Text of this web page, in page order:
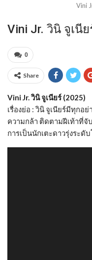
Vini
Vini Jr. วินิ จูเนี
0
Share
Vini Jr. วินิ จูเนียร์ (2025)
เรื่องย่อ : วินิ จูเนียร์มีทุกอ
ความกล้า ติดตามฝีเท้าที่จั
การเป็นนักเตะดาวรุ่งระดั